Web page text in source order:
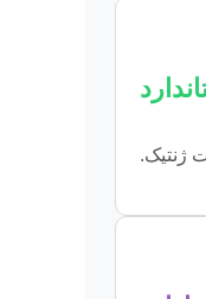
ژنتیک.